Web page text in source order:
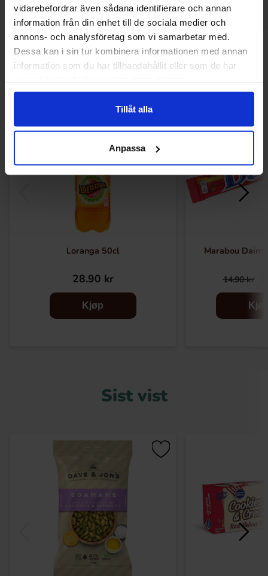
vidarebefordrar även sådana identifierare och annan
information från din enhet till de sociala medier och
annons- och analysföretag som vi samarbetar med.
Dessa kan i sin tur kombinera informationen med annan
information som du har tillhandahållit eller som de har
Tillåt alla
Anpassa
Andre kjøpte også
Loranga 50cl
28.90 kr
Kjøp
Marabou Daim
14.90 kr
Sist vist